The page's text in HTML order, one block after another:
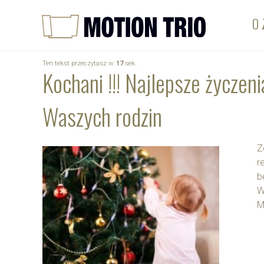
O
Ten tekst przeczytasz w: 17sek.
Kochani !!! Najlepsze
Waszych rodzin